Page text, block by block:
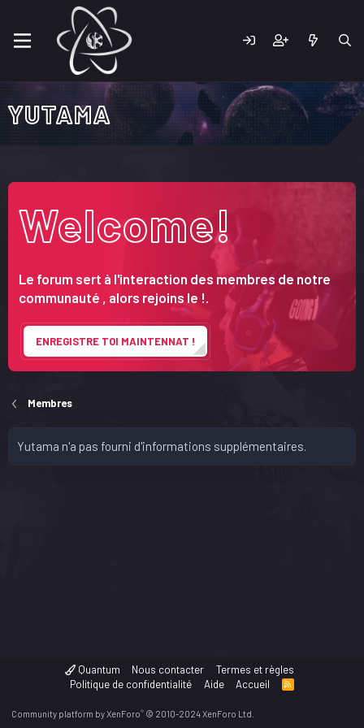
YUTAMA
Welcome!
Le forum sert à l'interaction des membres de notre
communauté , alors rejoins le !.
ENREGISTRE TOI MAINTENNAT !
Membres
Yutama n'a pas fourni d'informations supplémentaires.
Quantum Nous contacter
Termes et règles
Politique de confidentialité
Aide Accueil
R
Community platform by XenForo® © 2010-2024 XenForo Ltd.